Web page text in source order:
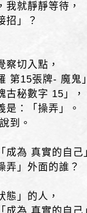
我就靜靜等待，
招」？
察切入點，
第15張牌- 魔鬼
古秘數字 15」，
是：「操弄」。
到。
成為 真實的自己
弄」外面的誰？
態」的人，